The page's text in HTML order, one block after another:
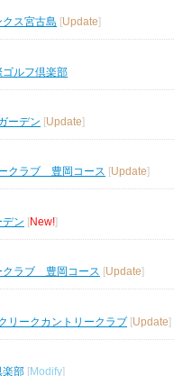
クス宮古島 [Update]
ゴルフ倶楽部
ーデン [Update]
クラブ 豊岡コース
Update
デン [New!]
クラブ 豊岡コース
Update
リークカントリークラブ [Update]
楽部
Modify